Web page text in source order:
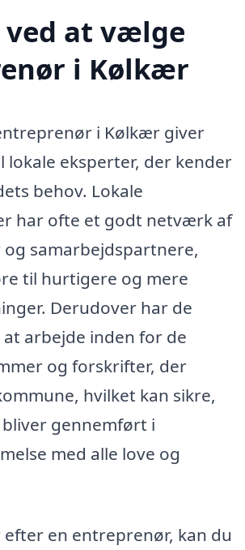
ved at vælge
i Kølkær
i Kølkær giver
lokale eksperter, der kender
behov. Lokale
har ofte et godt netværk af
samarbejdspartnere,
til hurtigere og mere
Derudover har de
arbejde inden for de
og forskrifter, der
hvilket kan sikre,
gennemført i
med alle love og
efter en entreprenør, kan du